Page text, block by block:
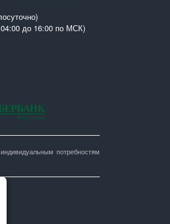
до 16:00 по МСК)
потребностям